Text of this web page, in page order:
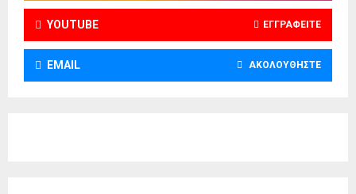
YOUTUBE ΕΓΓΡΑΦΕΊΤΕ
EMAIL ΑΚΟΛΟΥΘΉΣΤΕ